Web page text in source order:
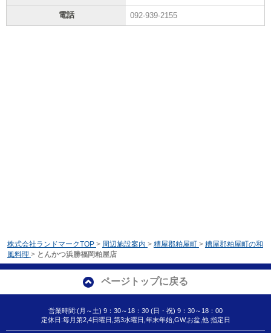
電話 092-939-2155
株式会社ランドマークTOP > 周辺施設案内 > 糟屋郡粕屋町 > 糟屋郡粕屋町の和
風料理 > とんかつ浜勝福岡粕屋店
ページトップに戻る
営業時間:(月～土) 9：30～18：30 (日・祝) 9：30～18：00
定休日:毎月第2,4日曜日,第3水曜日,年末年始,GW,お盆,他 指定日